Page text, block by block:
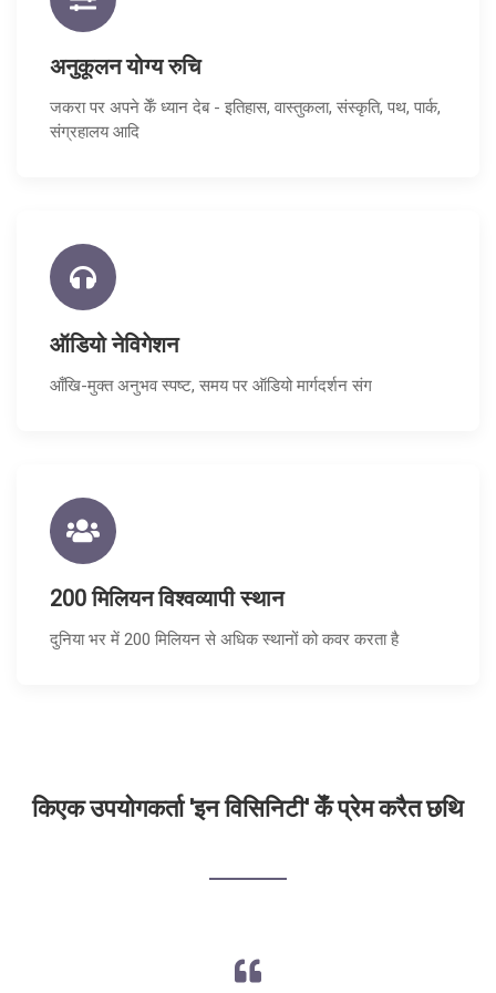
अनुकूलन योग्य रुचि
जकरा पर अपने केँ ध्यान देब - इतिहास, वास्तुकला, संस्कृति, पथ, पार्क,
संग्रहालय आदि
ऑडियो नेविगेशन
आँखि-मुक्त अनुभव स्पष्ट, समय पर ऑडियो मार्गदर्शन संग
200 मिलियन विश्वव्यापी स्थान
दुनिया भर में 200 मिलियन से अधिक स्थानों को कवर करता है
किएक उपयोगकर्ता 'इन विसिनिटी' केँ प्रेम करैत छथि